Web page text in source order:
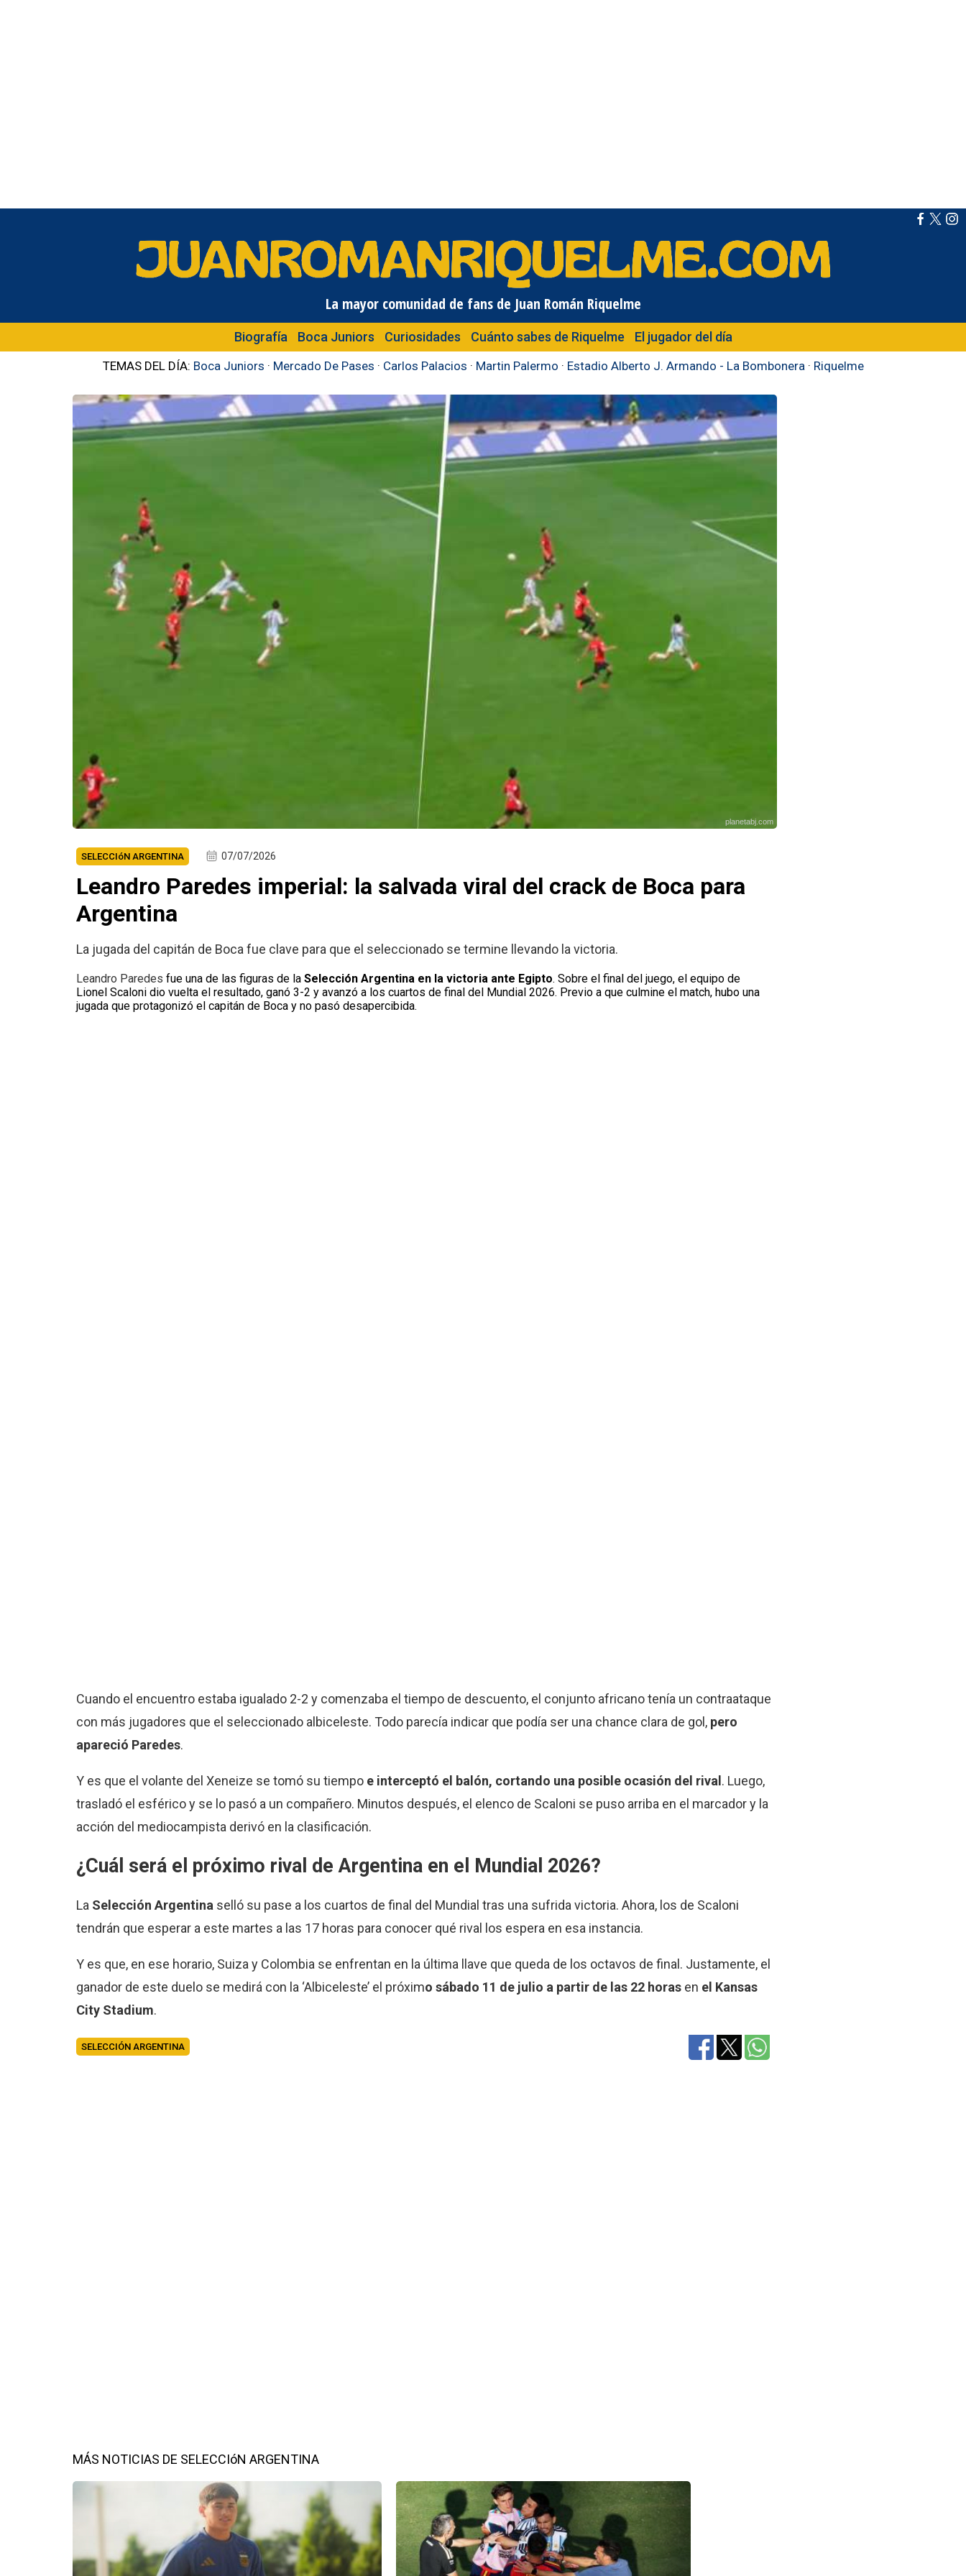
La mayor comunidad de fans de Juan Román Riquelme
Biografía Boca Juniors Curiosidades Cuánto sabes de Riquelme El jugador del día
TEMAS DEL DÍA: Boca Juniors · Mercado De Pases · Carlos Palacios · Martin Palermo · Estadio Alberto J. Armando - La Bombonera · Riquelme
planetabj.com
SELECCIóN ARGENTINA 07/07/2026
Leandro Paredes imperial: la salvada viral del crack de Boca para
Argentina
La jugada del capitán de Boca fue clave para que el seleccionado se termine llevando la victoria.
Leandro Paredes fue una de las figuras de la Selección Argentina en la victoria ante Egipto. Sobre el final del juego, el equipo de
Lionel Scaloni dio vuelta el resultado, ganó 3-2 y avanzó a los cuartos de final del Mundial 2026. Previo a que culmine el match, hubo una
jugada que protagonizó el capitán de Boca y no pasó desapercibida.
Cuando el encuentro estaba igualado 2-2 y comenzaba el tiempo de descuento, el conjunto africano tenía un contraataque
con más jugadores que el seleccionado albiceleste. Todo parecía indicar que podía ser una chance clara de gol, pero
apareció Paredes.
Y es que el volante del Xeneize se tomó su tiempo e interceptó el balón, cortando una posible ocasión del rival. Luego,
trasladó el esférico y se lo pasó a un compañero. Minutos después, el elenco de Scaloni se puso arriba en el marcador y la
acción del mediocampista derivó en la clasificación.
¿Cuál será el próximo rival de Argentina en el Mundial 2026?
La Selección Argentina selló su pase a los cuartos de final del Mundial tras una sufrida victoria. Ahora, los de Scaloni
tendrán que esperar a este martes a las 17 horas para conocer qué rival los espera en esa instancia.
Y es que, en ese horario, Suiza y Colombia se enfrentan en la última llave que queda de los octavos de final. Justamente, el
ganador de este duelo se medirá con la ‘Albiceleste’ el próximo sábado 11 de julio a partir de las 22 horasen el Kansas
City Stadium.
SELECCIÓN ARGENTINA
MÁS NOTICIAS DE SELECCIóN ARGENTINA